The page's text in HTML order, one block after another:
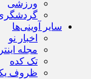
ورزشی
سایر آوینی‌ها
اخبار نو
مجله
تک کده
ظروف